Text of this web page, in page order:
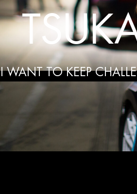
I WANT TO KEEP